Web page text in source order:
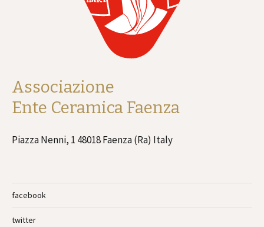
Associazione
Ente Ceramica Faenza
Piazza Nenni, 1 48018 Faenza (Ra) Italy
facebook
twitter